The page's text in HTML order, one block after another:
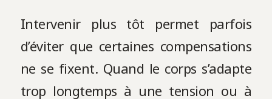
Intervenir plus tôt permet parfois
d’éviter que certaines compensations
ne se fixent. Quand le corps s’adapte
trop longtemps à une tension ou à